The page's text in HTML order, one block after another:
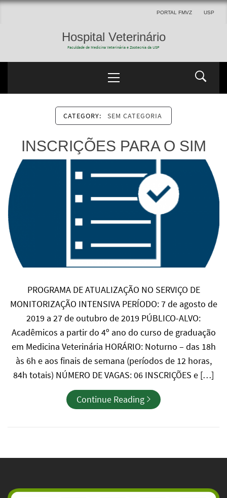
PORTAL FMVZ USP
Hospital Veterinário
Faculdade de Medicina Veterinária e Zootecnia da USP
CATEGORY: SEM CATEGORIA
INSCRIÇÕES PARA O SIM
PROGRAMA DE ATUALIZAÇÃO NO SERVIÇO DE
MONITORIZAÇÃO INTENSIVA PERÍODO: 7 de agosto de
2019 a 27 de outubro de 2019 PÚBLICO-ALVO:
Acadêmicos a partir do 4º ano do curso de graduação
em Medicina Veterinária HORÁRIO: Noturno – das 18h
às 6h e aos finais de semana (períodos de 12 horas,
84h totais) NÚMERO DE VAGAS: 06 INSCRIÇÕES e […]
Continue Reading